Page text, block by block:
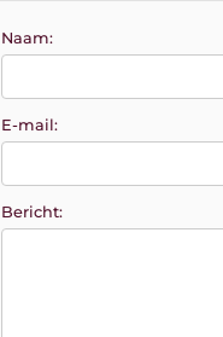
Naam:
E-mail:
Bericht: